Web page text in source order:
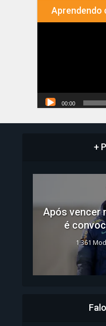
Aprendendo
00:00
+
Após vencer
é
1.361